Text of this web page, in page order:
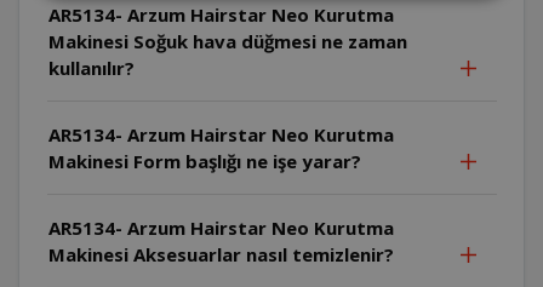
AR5134- Arzum Hairstar Neo Kurutma
Makinesi Soğuk hava düğmesi ne zaman
kullanılır?
AR5134- Arzum Hairstar Neo Kurutma
Makinesi Form başlığı ne işe yarar?
AR5134- Arzum Hairstar Neo Kurutma
Makinesi Aksesuarlar nasıl temizlenir?